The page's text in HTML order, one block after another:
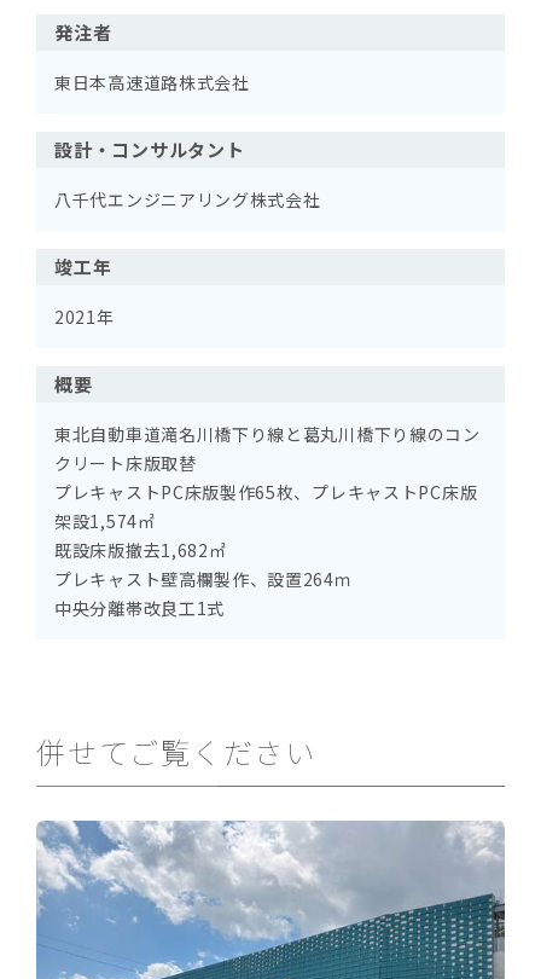
発注者
東日本高速道路株式会社
設計・コンサルタント
八千代エンジニアリング株式会社
竣工年
2021年
概要
東北自動車道滝名川橋下り線と葛丸川橋下り線のコン
クリート床版取替
プレキャストPC床版製作65枚、プレキャストPC床版
架設1,574㎡
既設床版撤去1,682㎡
プレキャスト壁高欄製作、設置264ｍ
中央分離帯改良工1式
併せてご覧ください